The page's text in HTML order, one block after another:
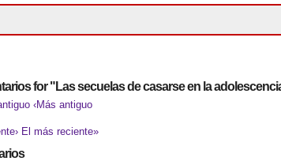
for "Las secuelas de casarse en la
‹Más antiguo
El más reciente»